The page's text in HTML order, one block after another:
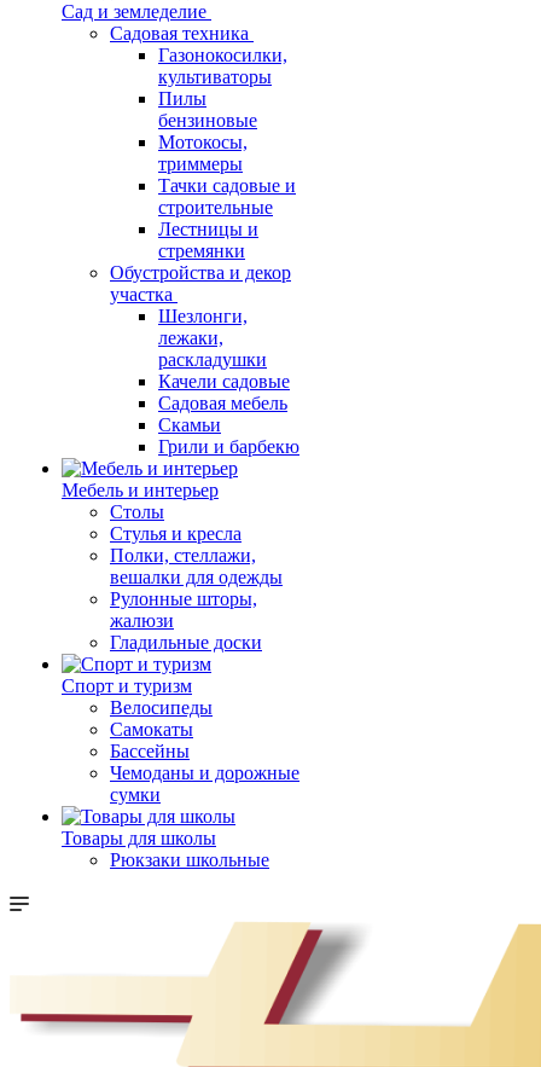
Сад и земледелие
Садовая техника
Газонокосилки,
культиваторы
Пилы
бензиновые
Мотокосы,
триммеры
Тачки садовые и
строительные
Лестницы и
стремянки
Обустройства и декор
участка
Шезлонги,
лежаки,
раскладушки
Качели садовые
Садовая мебель
Скамьи
Грили и барбекю
Мебель и интерьер
Столы
Стулья и кресла
Полки, стеллажи,
вешалки для одежды
Рулонные шторы,
жалюзи
Гладильные доски
Спорт и туризм
Велосипеды
Самокаты
Бассейны
Чемоданы и дорожные
сумки
Товары для школы
Рюкзаки школьные